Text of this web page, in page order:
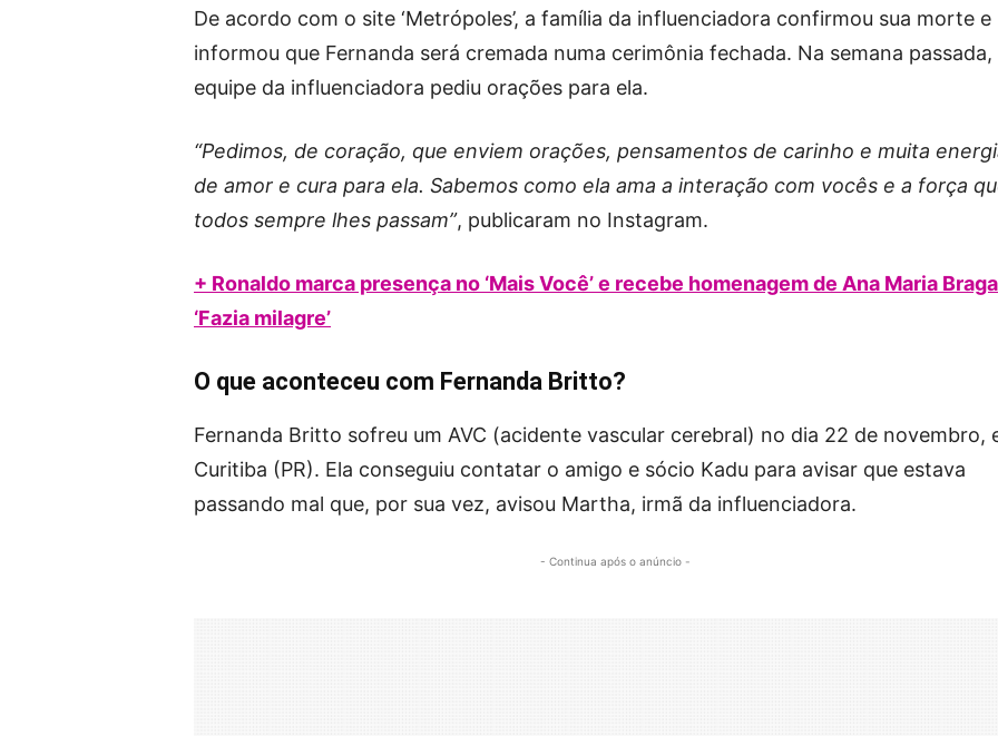
De acordo com o site ‘Metrópoles’, a família da influenciadora confirmou sua morte e
informou que Fernanda será cremada numa cerimônia fechada. Na semana passada,
equipe da influenciadora pediu orações para ela.
“Pedimos, de coração, que enviem orações, pensamentos de carinho e muita
de amor e cura para ela. Sabemos como ela ama a interação com vocês e a força
todos sempre lhes passam”, publicaram no Instagram.
+ Ronaldo marca presença no ‘Mais Você’ e recebe homenagem de Ana Maria
‘Fazia milagre’
O que aconteceu com Fernanda Britto?
Fernanda Britto sofreu um AVC (acidente vascular cerebral) no dia 22 de novembro,
Curitiba (PR). Ela conseguiu contatar o amigo e sócio Kadu para avisar que estava
passando mal que, por sua vez, avisou Martha, irmã da influenciadora.
- Continua após o anúncio -